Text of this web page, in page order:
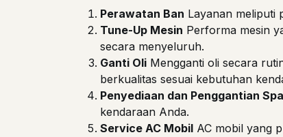
Perawatan Ban Layanan meliputi
Tune-Up Mesin Performa mesin
secara menyeluruh.
Ganti Oli Mengganti oli secara
berkualitas sesuai kebutuhan
Penyediaan dan Penggantian
kendaraan Anda.
Service AC Mobil AC mobil yang